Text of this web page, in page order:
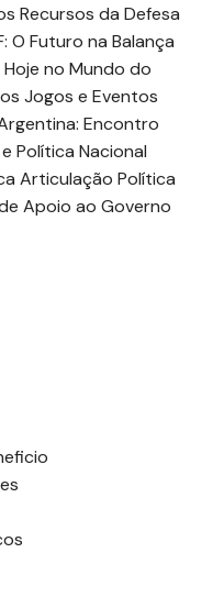
Recursos da Defesa
O Futuro na Balança
no Mundo do
Jogos e Eventos
Encontro
Política Nacional
Articulação Política
Apoio ao Governo